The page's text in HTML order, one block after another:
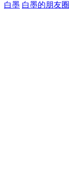
白墨 白墨的朋友圈